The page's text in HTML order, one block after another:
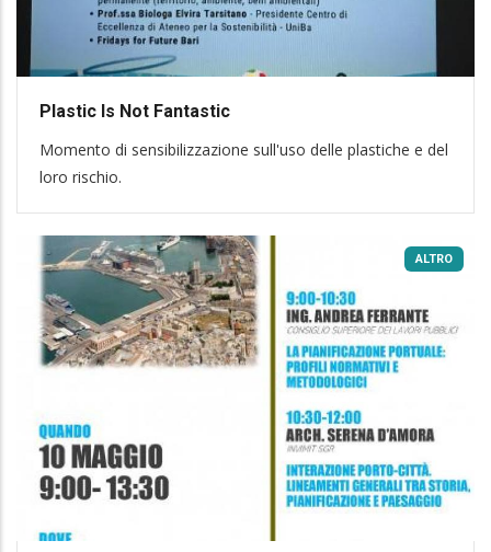
Plastic Is Not Fantastic
Momento di sensibilizzazione sull'uso delle plastiche e del
loro rischio.
ALTRO